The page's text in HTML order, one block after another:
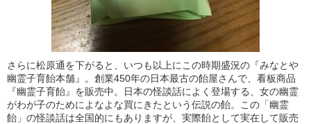
さらに松原通を下がると、いつも以上にこの時期盛況の『みなとや
幽霊子育飴本舗』。創業450年の日本最古の飴屋さんで、看板商品
『幽霊子育飴』を販売中。日本の怪談話によく登場する、女の幽霊
がわが子のためによなよな買にきたという伝説の飴。この「幽霊
飴」の怪談話は全国的にもありますが、実際飴として実在して販売